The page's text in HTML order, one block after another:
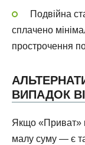
Подвійна
сплачено
прострочення
ВИПАДОК
Якщо «Приват»
малу суму — є